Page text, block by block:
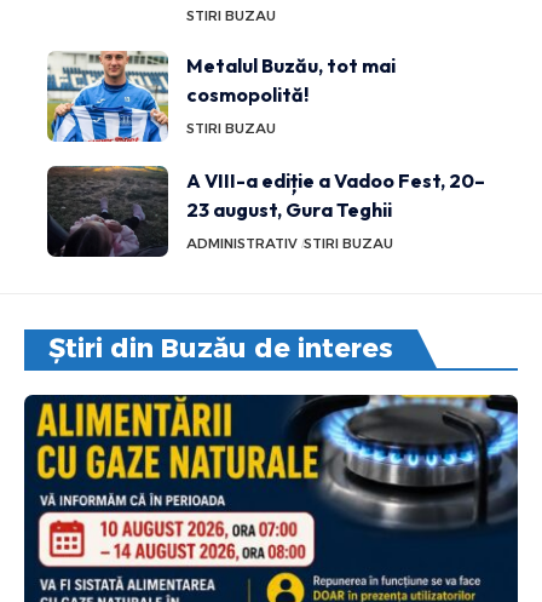
STIRI BUZAU
Metalul Buzău, tot mai
cosmopolită!
STIRI BUZAU
A VIII-a ediție a Vadoo Fest, 20–
23 august, Gura Teghii
ADMINISTRATIV STIRI BUZAU
Știri din Buzău de interes